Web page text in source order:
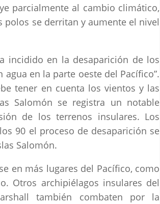
parcialmente al cambio climático,
se derritan y aumente el nivel
incidido en la desaparición de los
en la parte oeste del Pacífico”.
tener en cuenta los vientos y las
Salomón se registra un notable
de los terrenos insulares. Los
90 el proceso de desaparición se
Salomón.
en más lugares del Pacífico, como
Otros archipiélagos insulares del
también combaten por la